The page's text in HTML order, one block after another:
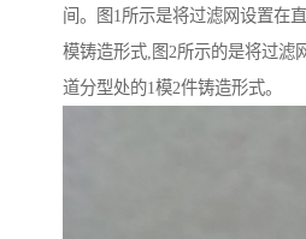
间。图1所示是将过滤网设置在
模铸造形式,图2所示的是将过滤
道分型处的1模2件铸造形式。